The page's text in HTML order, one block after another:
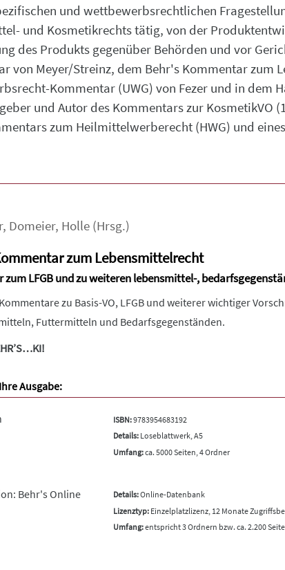
und wettbewerbsrechtlichen
und Kosmetikrechts tätig, von der
des Produkts gegenüber Behörden und vor
von Meyer/Streinz, dem Behr's Kommentar zum
Kommentar (UWG) von Fezer und in dem
und Autor des Kommentars zur KosmetikVO
zum Heilmittelwerberecht (HWG) und
, Domeier, Holle (Hrsg.)
zum Lebensmittelrecht
zum LFGB und zu weiteren lebensmittel-,
zu Basis-VO, LFGB und weiterer wichtiger
Futtermitteln und Bedarfsgegenständen.
Ausgabe:
ISBN:9783954683192
Details:Loseblattwerk, A5
Umfang:ca. 5000 Seiten, 4 Ordner
Behr's Online Details:Online-Datenbank
Lizenztyp:Einzelplatzlizenz, 12 Monate
Umfang:entspricht 3 Ordnern bzw. ca. 2.200